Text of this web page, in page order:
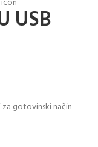
USB
gotovinski način